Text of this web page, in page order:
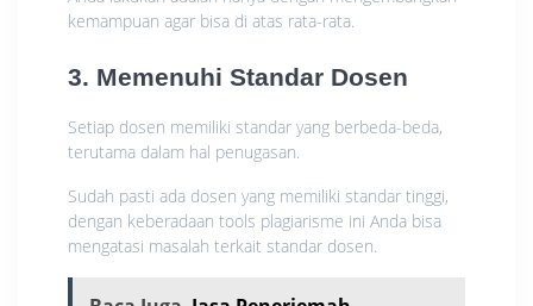
kemampuan agar bisa di atas rata-rata.
3. Memenuhi Standar Dosen
Setiap dosen memiliki standar yang berbeda-beda,
terutama dalam hal penugasan.
Sudah pasti ada dosen yang memiliki standar tinggi,
dengan keberadaan tools plagiarisme ini Anda bisa
mengatasi masalah terkait standar dosen.